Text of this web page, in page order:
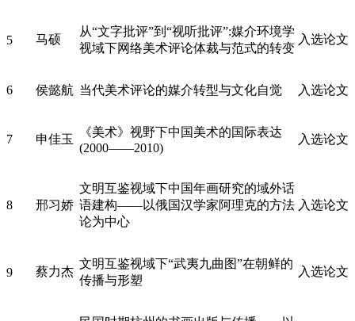
5 马硕
从“文字批评”到“视听批评”:媒介环境学
视域下网络美术评论体裁与范式的转变
入选论文
6 侯懿航 当代美术评论的媒介转型与文化自觉 入选论文
7 申佳玉
《美术》视野下中国美术的国际表达
(2000——2010)
入选论文
8 邢习娇
文明互鉴视域下中国年画研究的域外话
语建构——以俄国汉学家阿理克的方法
论为中心
入选论文
9 蔡力杰
文明互鉴视域下“武夷九曲图”在朝鲜的
传播与形塑
入选论文